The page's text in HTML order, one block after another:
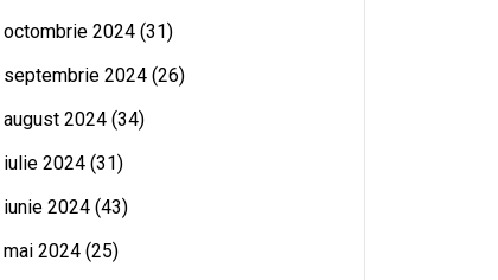
octombrie 2024 (31)
septembrie 2024 (26)
august 2024 (34)
iulie 2024 (31)
iunie 2024 (43)
mai 2024 (25)